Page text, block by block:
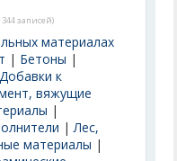
записей)
материалах
| Бетоны |
Добавки к
вяжущие
|
|Лес,
материалы |